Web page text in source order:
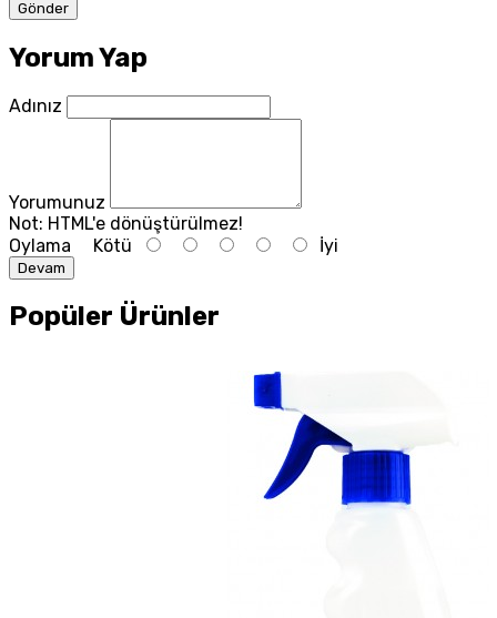
Yorum Yap
Adınız
Yorumunuz
Not: HTML'e dönüştürülmez!
Oylama Kötü İyi
Devam
Popüler Ürünler